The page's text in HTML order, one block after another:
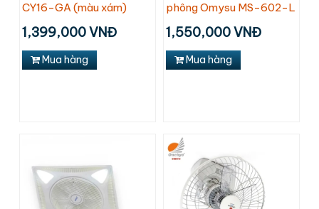
CY16-GA (màu xám)
1,399,000 VNĐ
Mua hàng
phông Omysu MS-602-L
1,550,000 VNĐ
Mua hàng